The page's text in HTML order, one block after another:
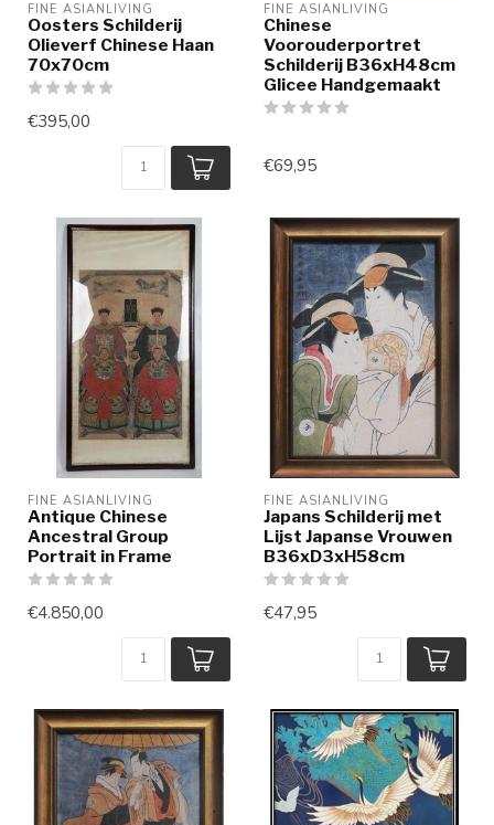
FINE ASIANLIVING
Oosters Schilderij
Olieverf Chinese Haan
70x70cm
€395,00
FINE ASIANLIVING
Chinese
Voorouderportret
Schilderij B36xH48cm
Glicee Handgemaakt
€69,95
FINE ASIANLIVING
Antique Chinese
Ancestral Group
Portrait in Frame
€4.850,00
FINE ASIANLIVING
Japans Schilderij met
Lijst Japanse Vrouwen
B36xD3xH58cm
€47,95